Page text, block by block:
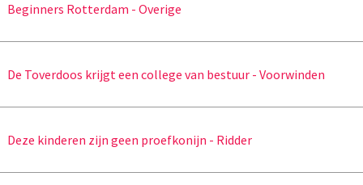
Beginners Rotterdam - Overige
De Toverdoos krijgt een college van bestuur - Voorwinden
Deze kinderen zijn geen proefkonijn - Ridder